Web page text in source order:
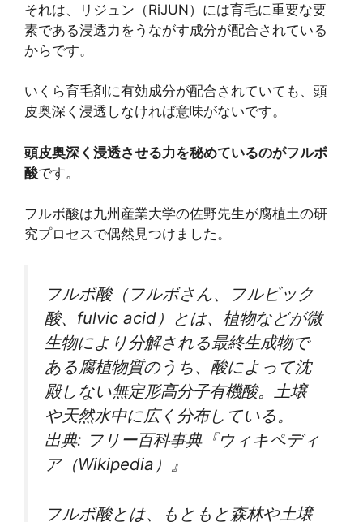
それは、リジュン（RiJUN）には育毛に重要な要
素である浸透力をうながす成分が配合されている
からです。
いくら育毛剤に有効成分が配合されていても、頭
皮奥深く浸透しなければ意味がないです。
頭皮奥深く浸透させる力を秘めているのがフルボ
酸です。
フルボ酸は九州産業大学の佐野先生が腐植土の研
究プロセスで偶然見つけました。
フルボ酸（フルボさん、フルビック
酸、fulvic acid）とは、植物などが微
生物により分解される最終生成物で
ある腐植物質のうち、酸によって沈
殿しない無定形高分子有機酸。土壌
や天然水中に広く分布している。
出典: フリー百科事典『ウィキペディ
ア（Wikipedia）』
フルボ酸とは、もともと森林や土壌